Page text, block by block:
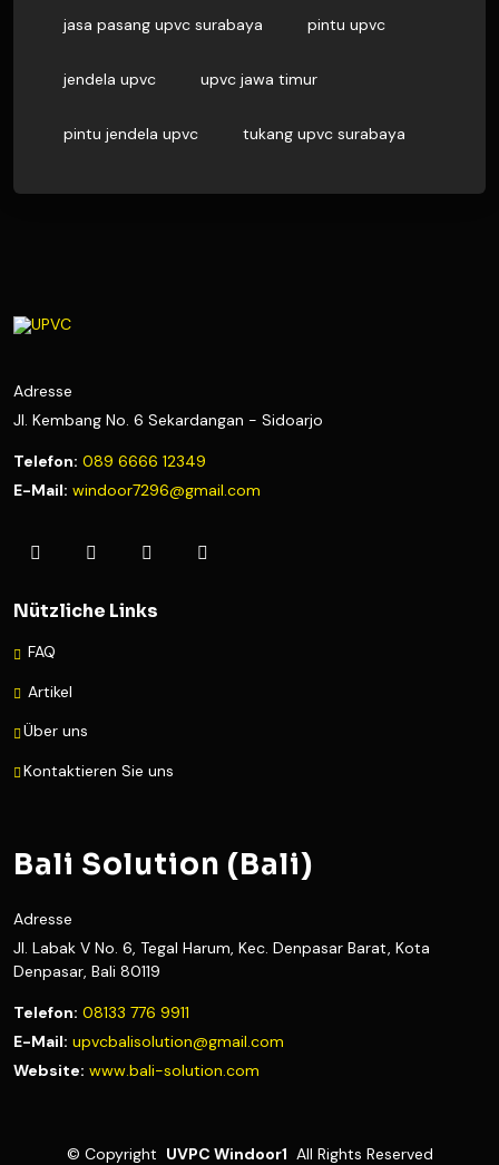
jasa pasang upvc surabaya pintu upvc
jendela upvc upvc jawa timur
pintu jendela upvc tukang upvc surabaya
Adresse
Jl. Kembang No. 6 Sekardangan - Sidoarjo
Telefon: 089 6666 12349
E-Mail: windoor7296@gmail.com
Nützliche Links
FAQ
Artikel
Über uns
Kontaktieren Sie uns
Bali Solution (Bali)
Adresse
Jl. Labak V No. 6, Tegal Harum, Kec. Denpasar Barat, Kota
Denpasar, Bali 80119
Telefon: 08133 776 9911
E-Mail: upvcbalisolution@gmail.com
Website: www.bali-solution.com
© Copyright UVPC Windoor1 All Rights Reserved